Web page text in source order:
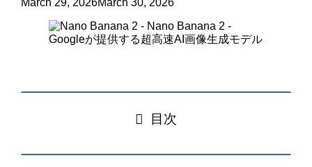
March 29, 2026March 30, 2026
目次